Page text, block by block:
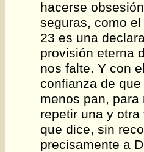
hacerse
seguras, como
23 es una
provisión eterna
nos falte. Y con
confianza de
menos pan,
repetir una y
que dice, sin
precisamente a